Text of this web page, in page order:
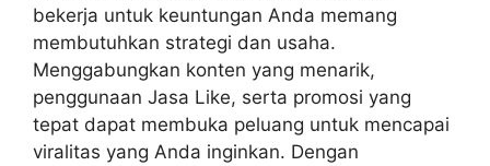
bekerja untuk keuntungan Anda memang
membutuhkan strategi dan usaha.
Menggabungkan konten yang menarik,
penggunaan Jasa Like, serta promosi yang
tepat dapat membuka peluang untuk mencapai
viralitas yang Anda inginkan. Dengan